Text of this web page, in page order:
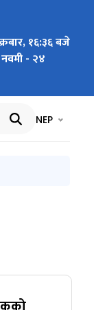
१६:३६ बजे
- २४
भाषा चयन
NEP